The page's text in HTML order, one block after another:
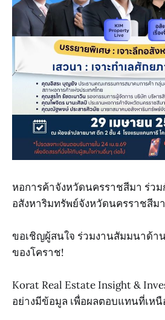
หอการค้าจังหวัดนครราชสีมา ร่ว
อสังหาริมทรัพย์จังหวัดนครราชสีมา
ขอเชิญผู้สนใจ ร่วมงานสัมมนาด้า
ของโคราช!
Korat Real Estate Insight &
อย่างมีข้อมูล เพื่อผลตอบแทนที่เหนื